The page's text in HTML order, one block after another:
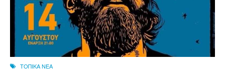
ΤΟΠΙΚΑ ΝΕΑ